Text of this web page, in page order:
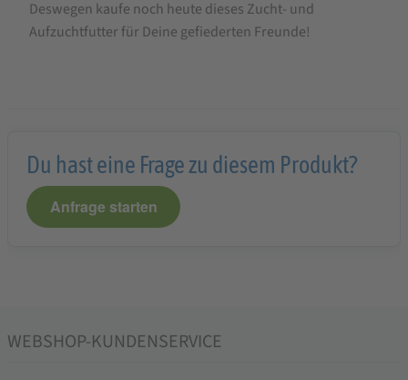
Deswegen kaufe noch heute dieses Zucht- und
Aufzuchtfutter für Deine gefiederten Freunde!
Du hast eine Frage zu diesem Produkt?
Anfrage starten
WEBSHOP-KUNDENSERVICE